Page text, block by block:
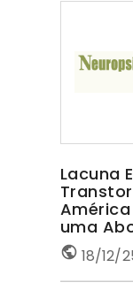
Lacuna
uma
Sensível
18/12/